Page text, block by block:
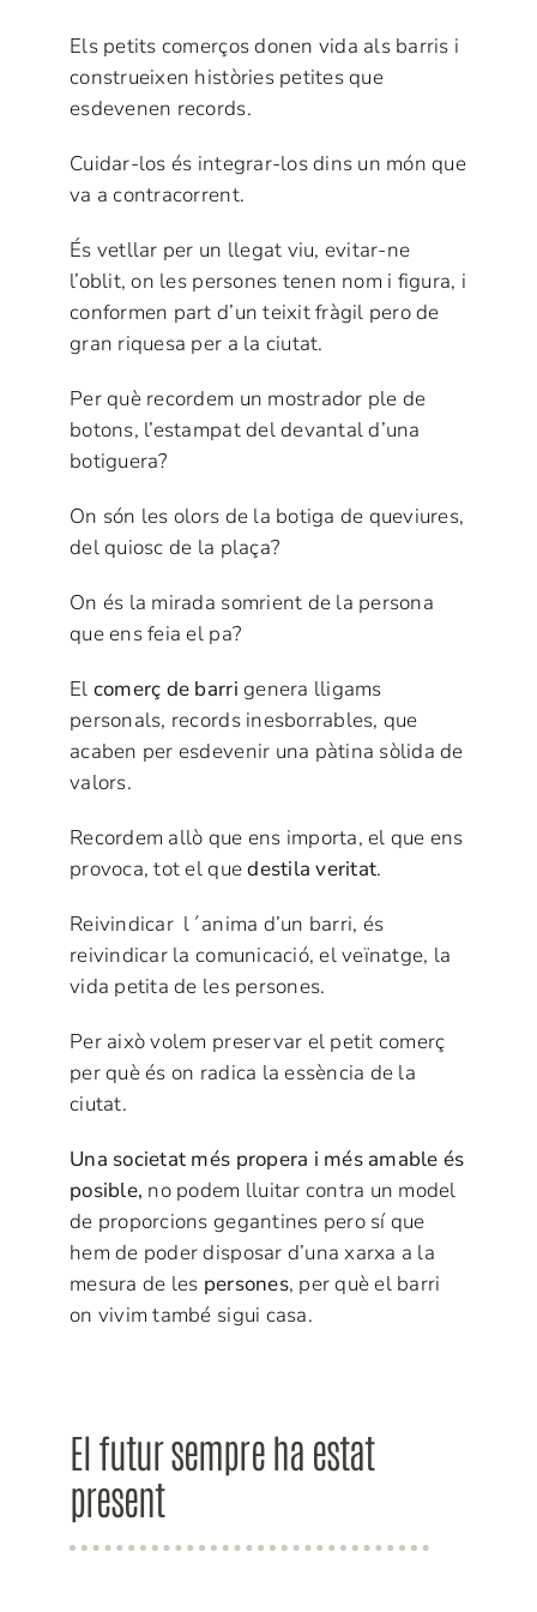
Els petits comerços donen vida als barris i
construeixen històries petites que
esdevenen records.
Cuidar-los és integrar-los dins un món que
va a contracorrent.
És vetllar per un llegat viu, evitar-ne
l’oblit, on les persones tenen nom i figura, i
conformen part d’un teixit fràgil pero de
gran riquesa per a la ciutat.
Per què recordem un mostrador ple de
botons, l’estampat del devantal d’una
botiguera?
On són les olors de la botiga de queviures,
del quiosc de la plaça?
On és la mirada somrient de la persona
que ens feia el pa?
El comerç de barri genera lligams
personals, records inesborrables, que
acaben per esdevenir una pàtina sòlida de
valors.
Recordem allò que ens importa, el que ens
provoca, tot el quedestila veritat.
Reivindicar l´anima d’un barri, és
reivindicar la comunicació, el veïnatge, la
vida petita de les persones.
Per això volem preservar el petit comerç
per què és on radica la essència de la
ciutat.
Una societat més propera i més amable és
posible, no podem lluitar contra un model
de proporcions gegantines pero sí que
hem de poder disposar d’una xarxa a la
mesura de les persones, per què el barri
on vivim també sigui casa.
El futur sempre ha estat
present